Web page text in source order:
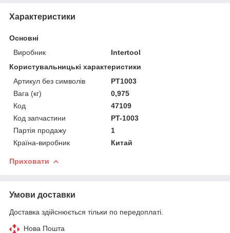
Характеристики
Основні
Виробник
Intertool
Користувальницькі характеристики
Артикул без символів
PT1003
Вага (кг)
0,975
Код
47109
Код запчастини
PT-1003
Партія продажу
1
Країна-виробник
Китай
Приховати
Умови доставки
Доставка здійснюється тільки по передоплаті.
Нова Пошта